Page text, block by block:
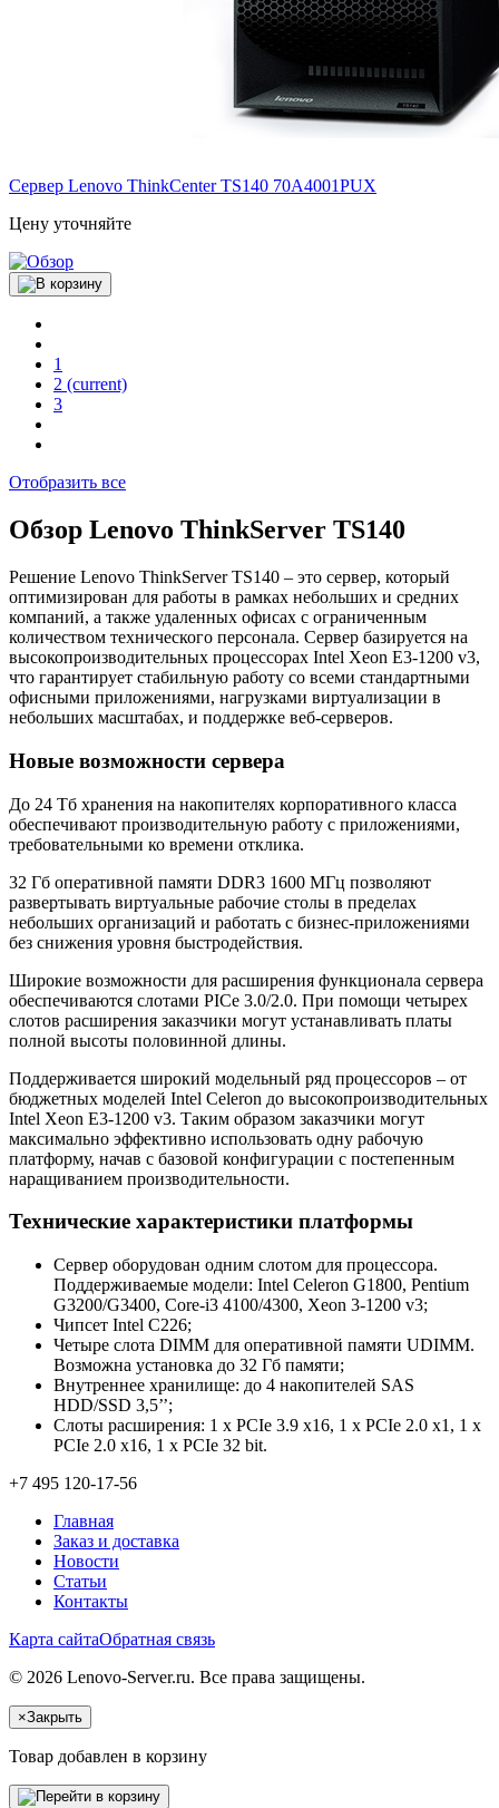
Сервер Lenovo ThinkCenter TS140 70A4001PUX
Цену уточняйте
1
2 (current)
3
Отобразить все
Обзор Lenovo ThinkServer TS140
Решение Lenovo ThinkServer TS140 – это сервер, который
оптимизирован для работы в рамках небольших и средних
компаний, а также удаленных офисах с ограниченным
количеством технического персонала. Сервер базируется на
высокопроизводительных процессорах Intel Xeon E3-1200 v3,
что гарантирует стабильную работу со всеми стандартными
офисными приложениями, нагрузками виртуализации в
небольших масштабах, и поддержке веб-серверов.
Новые возможности сервера
До 24 Тб хранения на накопителях корпоративного класса
обеспечивают производительную работу с приложениями,
требовательными ко времени отклика.
32 Гб оперативной памяти DDR3 1600 МГц позволяют
развертывать виртуальные рабочие столы в пределах
небольших организаций и работать с бизнес-приложениями
без снижения уровня быстродействия.
Широкие возможности для расширения функционала сервера
обеспечиваются слотами PICe 3.0/2.0. При помощи четырех
слотов расширения заказчики могут устанавливать платы
полной высоты половинной длины.
Поддерживается широкий модельный ряд процессоров – от
бюджетных моделей Intel Celeron до высокопроизводительных
Intel Xeon E3-1200 v3. Таким образом заказчики могут
максимально эффективно использовать одну рабочую
платформу, начав с базовой конфигурации с постепенным
наращиванием производительности.
Технические характеристики платформы
Сервер оборудован одним слотом для процессора.
Поддерживаемые модели: Intel Celeron G1800, Pentium
G3200/G3400, Core-i3 4100/4300, Xeon 3-1200 v3;
Чипсет Intel C226;
Четыре слота DIMM для оперативной памяти UDIMM.
Возможна установка до 32 Гб памяти;
Внутреннее хранилище: до 4 накопителей SAS
HDD/SSD 3,5’’;
Слоты расширения: 1 х PCIe 3.9 x16, 1 х PCIe 2.0 x1, 1 x
PCIe 2.0 x16, 1 x PCIe 32 bit.
+7 495 120-17-56
Главная
Заказ и доставка
Новости
Статьи
Контакты
Карта сайтаОбратная связь
© 2026 Lenovo-Server.ru. Все права защищены.
×Закрыть
Товар добавлен в корзину